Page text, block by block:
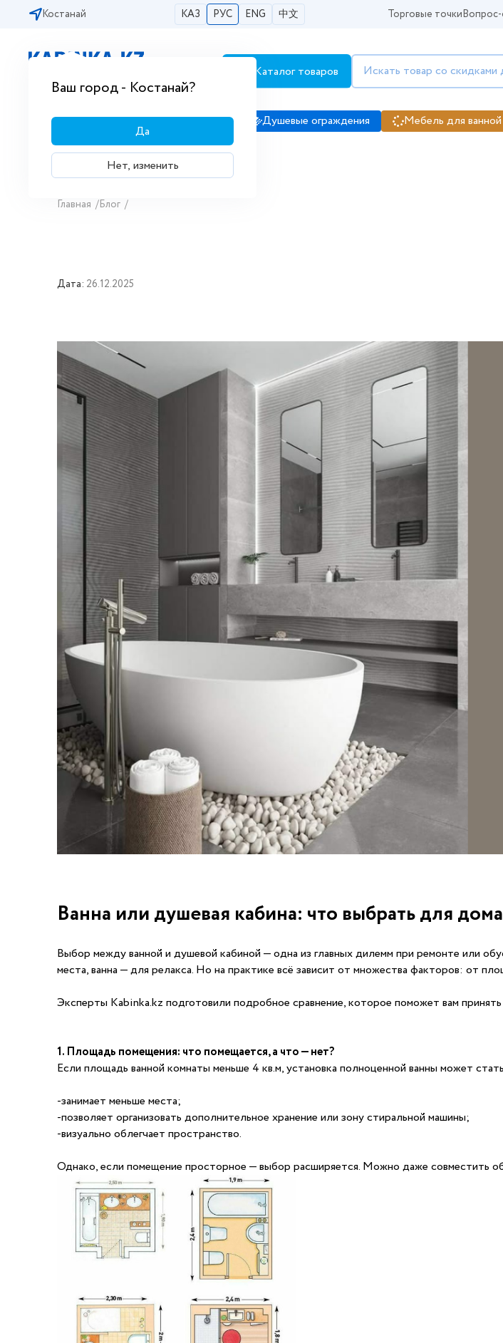
Костанай КАЗ РУС ENG 中文
Ваш город - Костанай?
Да
Нет, изменить
Торговые точки
Бесплатная доставка по городам РК
Каталог товаров
Сантехника Душевые кабины Душевые ограждения Мебель для ванной
Главная /Блог /
Дата: 26.12.2025
Ванна или душевая кабина: что выбрать для
Выбор между ванной и душевой кабиной — одна из главных дилемм при ремонте или
места, ванна — для релакса. Но на практике всё зависит от множества факторов: от
Эксперты Kabinka.kz подготовили подробное сравнение, которое поможет вам
1. Площадь помещения: что помещается, а что — нет?
Если площадь ванной комнаты меньше 4 кв.м, установка полноценной ванны может
-занимает меньше места;
-позволяет организовать дополнительное хранение или зону стиральной машины;
-визуально облегчает пространство.
Однако, если помещение просторное — выбор расширяется. Можно даже совместить